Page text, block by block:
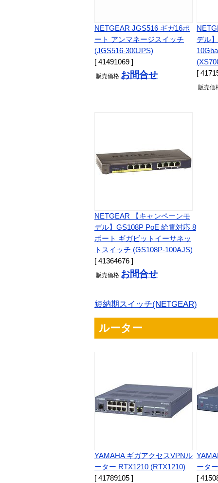
NETGEAR JGS516 ギガ16ポ
ート アンマネージスイッチ
(JGS516-300JPS)
[ 41491069 ]
販売価格 お問合せ
デル
[
販売価
NETGEAR 【キャンペーンモ
デル】GS108P PoE 給電対応 8
ポート ギガビットイーサネッ
トスイッチ (GS108P-100AJS)
[ 41364676 ]
販売価格 お問合せ
短納期スイッチ(NETGEAR)
ルーター
YAMAHA ギガアクセスVPNル
ーター RTX1210 (RTX1210)
[ 41789105 ]
ータ
[